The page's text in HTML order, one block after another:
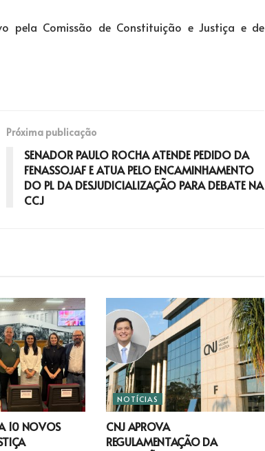
pela Comissão de Constituição e Justiça e de
Próxima publicação
SENADOR PAULO ROCHA ATENDE PEDIDO DA
FENASSOJAF E ATUA PELO ENCAMINHAMENTO
DO PL DA DESJUDICIALIZAÇÃO PARA DEBATE NA
CCJ
10 NOVOS
NOTÍCIAS
CNJ APROVA
REGULAMENTAÇÃO DA